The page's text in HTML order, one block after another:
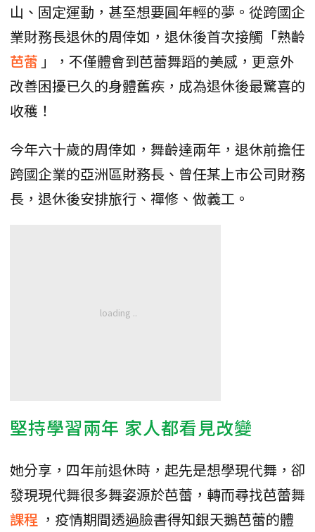
山、固定運動，甚至想要圓年輕的夢。從跨國企
業財務長退休的周倖如，退休後首次接觸「熟齡
芭蕾 」，不僅體會到芭蕾舞蹈的美感，更意外
改善困擾已久的身體舊疾，成為退休後最驚喜的
收穫！
今年六十歲的周倖如，舞齡達兩年，退休前擔任
跨國企業的亞洲區財務長、曾任某上市公司財務
長，退休後安排旅行、禪修、做義工。
堅持學習兩年 家人都看見改變
她分享，四年前退休時，起先是想學現代舞，卻
發現現代舞很多舞姿源於芭蕾，轉而尋找芭蕾舞
課程 ，疫情期間透過臉書得知銀天鵝芭蕾的體